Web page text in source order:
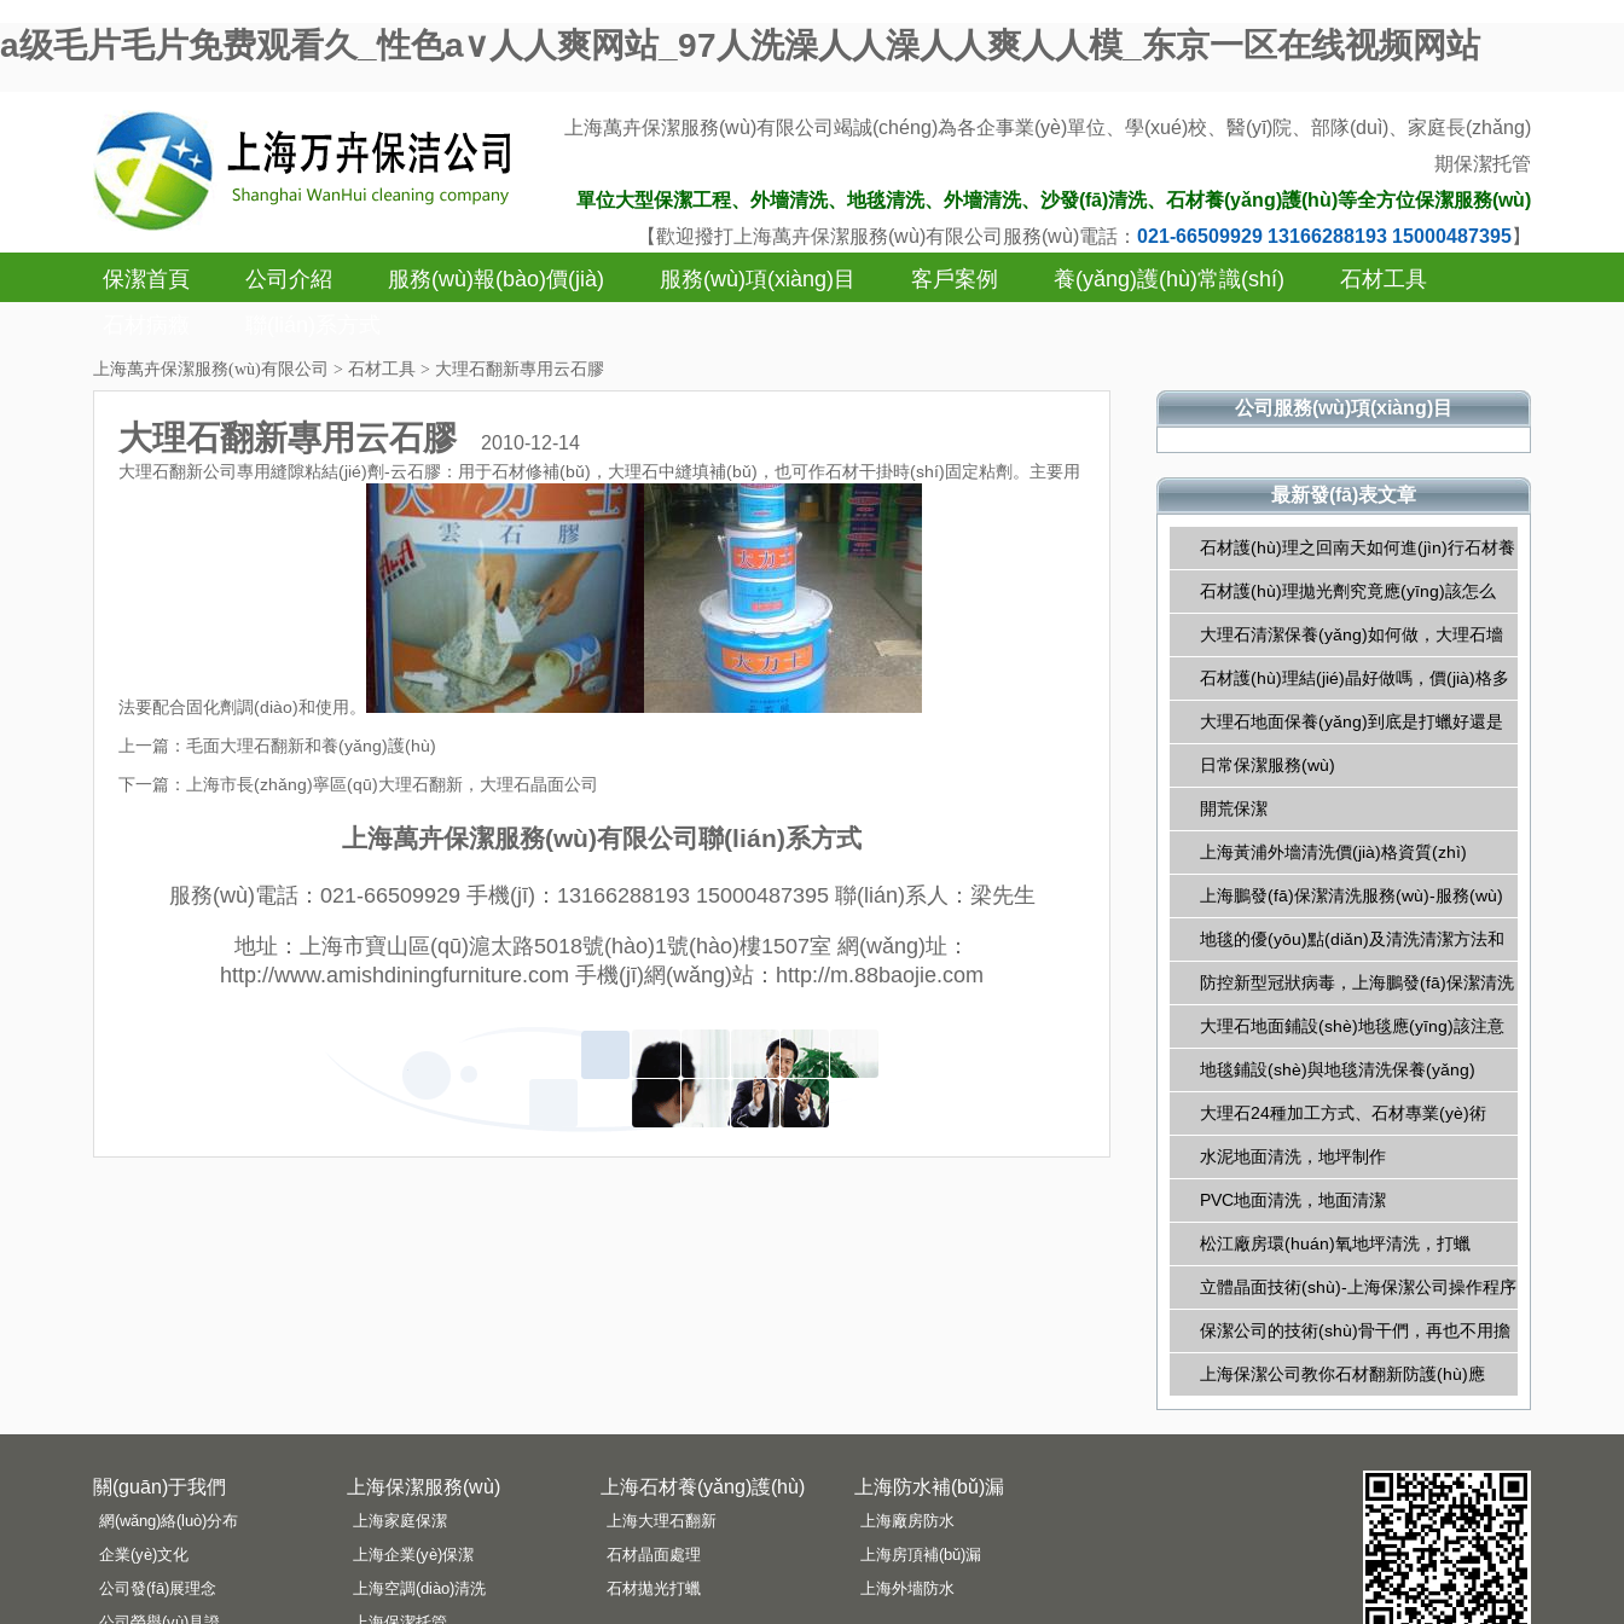
a级毛片毛片免费观看久_性色a∨人人爽网站_97人洗澡人人澡人人爽人人模_东京一区在线视频网站
上海萬卉保潔服務(wù)有限公司竭誠(chéng)為各企事業(yè)單位、學(xué)校、醫(yī)院、部隊(duì)、家庭長(zhǎng)
期保潔托管
單位大型保潔工程、外墻清洗、地毯清洗、外墻清洗、沙發(fā)清洗、石材養(yǎng)護(hù)等全方位保潔服務(wù)
【歡迎撥打上海萬卉保潔服務(wù)有限公司服務(wù)電話： 021-66509929 13166288193 15000487395】
保潔首頁 公司介紹 服務(wù)報(bào)價(jià) 服務(wù)項(xiàng)目 客戶案例 養(yǎng)護(hù)常識(shí)
石材工具
上海萬卉保潔服務(wù)有限公司 > 石材工具 > 大理石翻新專用云石膠
大理石翻新專用云石膠 2010-12-14
大理石翻新公司專用縫隙粘結(jié)劑-云石膠：用于石材修補(bǔ)，大理石中縫填補(bǔ)，也可作石材干掛時(shí)固定粘劑。主要用
法要配合固化劑調(diào)和使用。
上一篇： 毛面大理石翻新和養(yǎng)護(hù)
下一篇：
上海市長(zhǎng)寧區(qū)大理石翻新，大理石晶面公司
上海萬卉保潔服務(wù)有限公司聯(lián)系方式
服務(wù)電話：021-66509929 手機(jī)：13166288193 15000487395 聯(lián)系人：梁先生
地址：上海市寶山區(qū)滬太路5018號(hào)1號(hào)樓1507室 網(wǎng)址：
http://www.amishdiningfurniture.com 手機(jī)網(wǎng)站： http://m.88baojie.com
公司服務(wù)項(xiàng)目
最新發(fā)表文章
石材護(hù)理之回南天如何進(jìn)行石材養
(yǎng)護(hù)？
石材護(hù)理拋光劑究竟應(yīng)該怎么
選？
大理石清潔保養(yǎng)如何做，大理石墻
面如何保養(yǎng)， 大理石地面又怎么保
養(yǎng)呢？
石材護(hù)理結(jié)晶好做嗎，價(jià)格多
少，貴不貴？
大理石地面保養(yǎng)到底是打蠟好還是
結(jié)晶好？
日常保潔服務(wù)
開荒保潔
上海黃浦外墻清洗價(jià)格資質(zhì)
上海鵬發(fā)保潔清洗服務(wù)-服務(wù)
項(xiàng)目
地毯的優(yōu)點(diǎn)及清洗清潔方法和
價(jià)格
防控新型冠狀病毒，上海鵬發(fā)保潔清洗
公司在行動(dòng)
大理石地面鋪設(shè)地毯應(yīng)該注意
怎樣選擇
地毯鋪設(shè)與地毯清洗保養(yǎng)
大理石24種加工方式、石材專業(yè)術
(shù)語
水泥地面清洗，地坪制作
PVC地面清洗，地面清潔
松江廠房環(huán)氧地坪清洗，打蠟
立體晶面技術(shù)-上海保潔公司操作程序
保潔公司的技術(shù)骨干們，再也不用擔
(dān)心石材拋光不亮了
上海保潔公司教你石材翻新防護(hù)應
(yīng)如何選擇，判斷，優(yōu)勢(shì)，
關(guān)于我們
網(wǎng)絡(luò)分布
企業(yè)文化
公司發(fā)展理念
上海保潔服務(wù)
上海家庭保潔
上海企業(yè)保潔
上海空調(diào)清洗
上海石材養(yǎng)護(hù)
上海大理石翻新
石材晶面處理
石材拋光打蠟
上海防水補(bǔ)漏
上海廠房防水
上海房頂補(bǔ)漏
上海外墻防水